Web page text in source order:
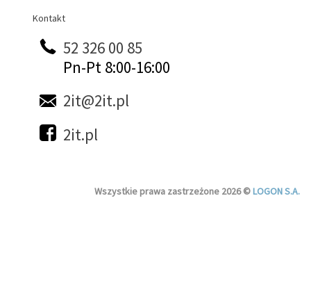
Kontakt
Kontakt
52 326 00 85
Pn-Pt 8:00-16:00
2it@2it.pl
2it.pl
Wszystkie prawa zastrzeżone 2026 ©LOGON S.A.